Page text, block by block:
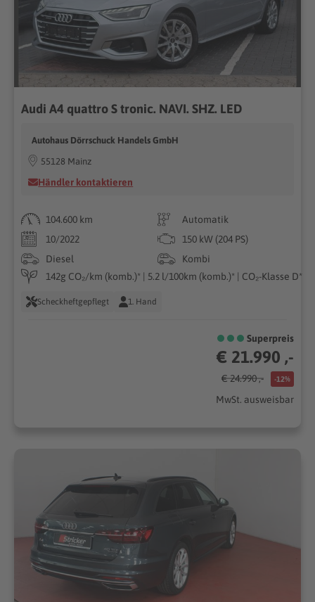
Audi A4 quattro S tronic. NAVI. SHZ. LED
Autohaus Dörrschuck Handels GmbH
55128 Mainz
Händler kontaktieren
104.600 km
Automatik
10/2022
150 kW (204 PS)
Diesel
Kombi
142g CO₂/km (komb.)* | 5.2 l/100km (komb.)* | CO₂-Klasse D*
Scheckheftgepflegt 1. Hand
Superpreis
€ 21.990 ,-
€ 24.990 ,- -12%
MwSt. ausweisbar